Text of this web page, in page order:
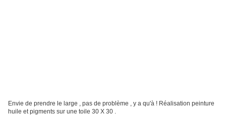
Envie de prendre le large , pas de problème , y a qu'à ! Réalisation peinture
huile et pigments sur une toile 30 X 30 .